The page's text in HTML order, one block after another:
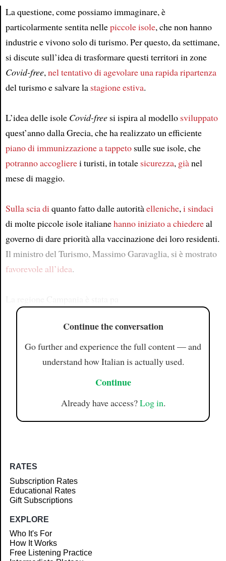
La questione, come possiamo immaginare, è
particolarmente sentita nellepiccole isole, che non hanno
industrie e vivono solo di turismo. Per questo, da settimane,
si discute sull’idea di trasformare questi territori in zone
Covid-free,nel tentativo diagevolareuna rapida ripartenza
del turismo e salvare la stagione estiva.
L’idea delle isole Covid-freesi ispira al modello sviluppato
quest’anno dalla Grecia, che ha realizzato un efficiente
piano di immunizzazione a tappetosulle sue isole, che
potranno accoglierei turisti, in totale sicurezza, giànel
mese di maggio.
Sulla scia diquanto fatto dalle autoritàelleniche,i sindaci
di molte piccole isole italianehanno iniziato a chiedereal
governo di dare priorità alla vaccinazione dei loro residenti.
Il ministro del Turismo, Massimo Garavaglia, si è mostrato
favorevole all’idea.
Continue the conversation
Go further and experience the full content — and
understand how Italian is actually used.
Continue
Already have access?Log in.
RATES
Subscription Rates
Educational Rates
Gift Subscriptions
EXPLORE
Who It's For
How It Works
Free Listening Practice